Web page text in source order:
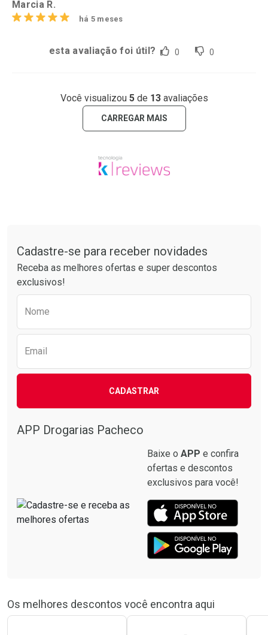
Marcia R.
há 5 meses
esta avaliação foi útil? 0 0
Você visualizou 5de 13avaliações
CARREGAR MAIS
Cadastre-se para receber novidades
Receba as melhores ofertas e super descontos
exclusivos!
Nome
Email
CADASTRAR
APP Drogarias Pacheco
Baixe o APP e confira
ofertas e descontos
exclusivos para você!
Os melhores descontos você encontra aqui